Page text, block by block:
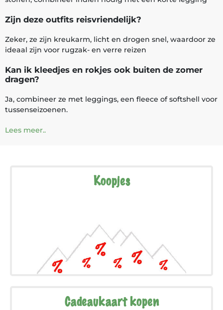
Zijn deze outfits reisvriendelijk?
Zeker, ze zijn kreukarm, licht en drogen snel, waardoor ze
ideaal zijn voor rugzak- en verre reizen
Kan ik kleedjes en rokjes ook buiten de zomer
dragen?
Ja, combineer ze met leggings, een fleece of softshell voor
tussenseizoenen.
Lees meer..
Koopjes
Cadeaukaart kopen